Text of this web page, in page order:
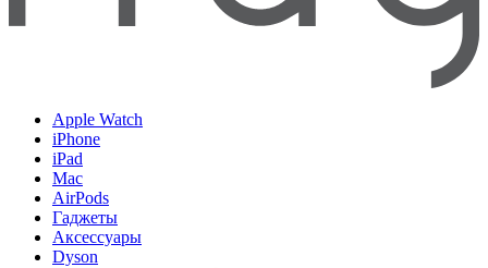
Apple Watch
iPhone
iPad
Mac
AirPods
Гаджеты
Аксессуары
Dyson